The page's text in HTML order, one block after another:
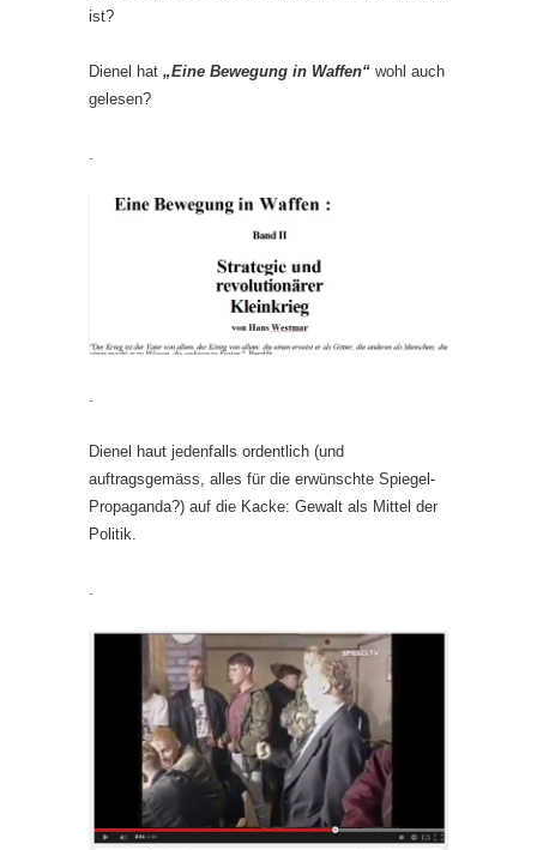
ist?
Dienel hat „Eine Bewegung in Waffen“ wohl auch
gelesen?
.
.
Dienel haut jedenfalls ordentlich (und
auftragsgemäss, alles für die erwünschte Spiegel-
Propaganda?) auf die Kacke: Gewalt als Mittel der
Politik.
.